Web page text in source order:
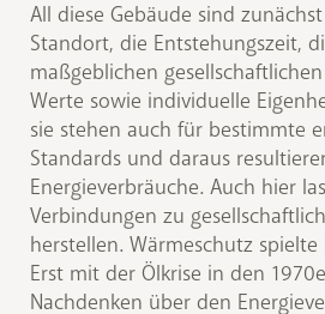
All diese Gebäude sind
Standort, die Entstehungszeit,
maßgeblichen
Werte sowie individuelle
sie stehen auch für bestimmte
Standards und daraus
Energieverbräuche. Auch hier
Verbindungen zu
herstellen. Wärmeschutz spielte
Erst mit der Ölkrise in den
Nachdenken über den